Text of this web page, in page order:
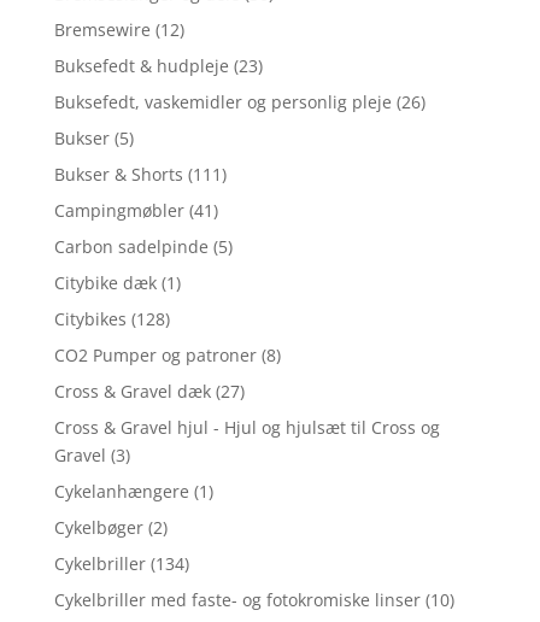
Bremsewire (12)
Buksefedt & hudpleje (23)
Buksefedt, vaskemidler og personlig pleje (26)
Bukser (5)
Bukser & Shorts (111)
Campingmøbler (41)
Carbon sadelpinde (5)
Citybike dæk (1)
Citybikes (128)
CO2 Pumper og patroner (8)
Cross & Gravel dæk (27)
Cross & Gravel hjul - Hjul og hjulsæt til Cross og
Gravel (3)
Cykelanhængere (1)
Cykelbøger (2)
Cykelbriller (134)
Cykelbriller med faste- og fotokromiske linser (10)